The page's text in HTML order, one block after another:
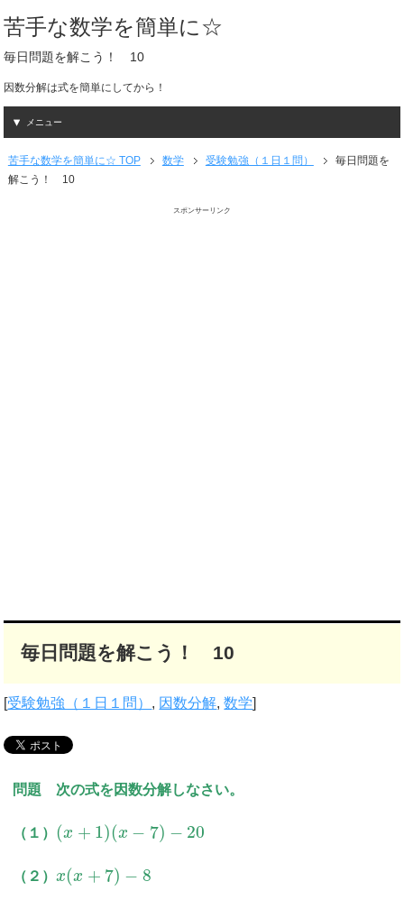
苦手な数学を簡単に☆
毎日問題を解こう！ 10
因数分解は式を簡単にしてから！
メニュー
苦手な数学を簡単に☆ TOP 数学 受験勉強（１日１問）
毎日問題を
解こう！ 10
スポンサーリンク
毎日問題を解こう！ 10
[受験勉強（１日１問） , 因数分解,数学]
問題 次の式を因数分解しなさい。
（１） (x + 1)(x − 7) − 20
（２）x(x + 7) − 8